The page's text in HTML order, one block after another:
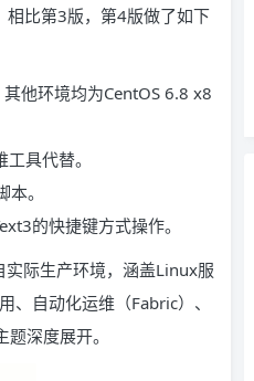
相比第3版，第4版做了如下
他环境均为CentOS 6.8 x8
具代替。
。
的快捷键方式操作。
际生产环境，涵盖Linux服
自动化运维（Fabric）、
深度展开。